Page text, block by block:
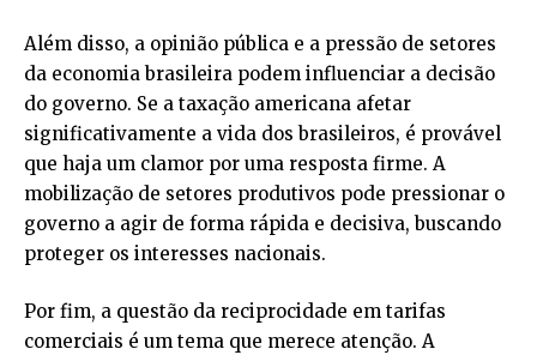
Além disso, a opinião pública e a pressão de setores
da economia brasileira podem influenciar a decisão
do governo. Se a taxação americana afetar
significativamente a vida dos brasileiros, é provável
que haja um clamor por uma resposta firme. A
mobilização de setores produtivos pode pressionar o
governo a agir de forma rápida e decisiva, buscando
proteger os interesses nacionais.
Por fim, a questão da reciprocidade em tarifas
comerciais é um tema que merece atenção. A